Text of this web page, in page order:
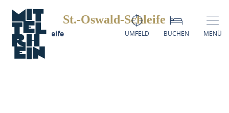
UMFELD BUCHEN MENÜ
St.-Oswald-Schleife
Oswald-Schleife